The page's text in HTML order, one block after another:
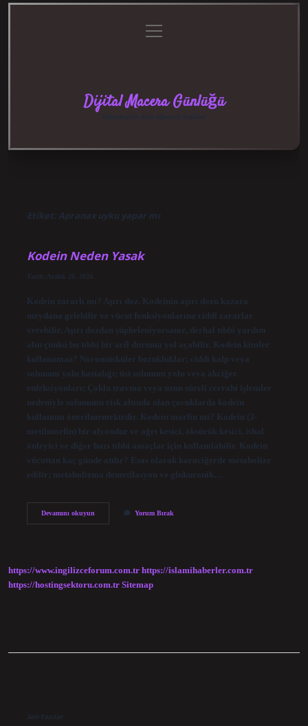
menüyü
aç
Dijital Macera Günlüğü
Etiket: Apranax uyku yapar mı
Kodein Neden Yasak
Tarih: Aralık 26, 2024
Kodein zararlı mı? Aşırı doz. Kodeinin aşırı dozu kazara
meydana gelebilir ve vücut fonksiyonlarına ciddi zararlar
verebilir. Aşırı dozdan şüpheleniyorsanız, derhal tıbbi yardım
alın çünkü bu tıbbi bir acil duruma yol açabilir. Kodein kimler
kullanamaz? Nöromüsküler bozukluklar; ciddi kalp veya
solunum yolu hastalığı; üst solunum yolu veya akciğer
enfeksiyonları; Çoklu travma veya uzun süreli cerrahi işlemler
nedeniyle solunumu risk altında olan çocuklarda kodein
kullanımı önerilmemektedir. Kodein morfin mi? Kodein (3-
metilmorfin) bir afyondur ve ağrı kesici, öksürük kesici, ishal
önleyici ve diğer bazı tıbbi amaçlar için kullanılabilir. Kodein
vücuttan kaç günde atılır? Esas olarak karaciğerde metabolize
edilir; metabolizma demetilasyon ve glukuronik…
Devamını okuyunKodein
Yorum Bırak
https://www.ingilizceforum.com.tr https://islamihaberler.com.tr
https://hostingsektoru.com.tr Sitemap
Son Yazılar